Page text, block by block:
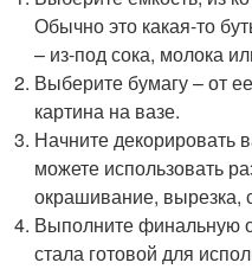
Обычно это какая-то
– из-под сока, молока
Выберите бумагу – от
картина на вазе.
Начните декорировать
можете использовать
окрашивание, вырезка,
Выполните финальную
стала готовой для